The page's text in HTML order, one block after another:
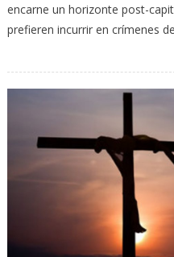
encarne un horizonte post-
prefieren incurrir en crímenes